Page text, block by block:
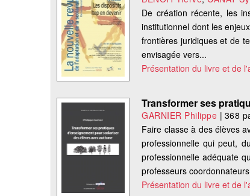
De création récente, les
institutionnel dont les
frontières juridiques et de
envisagée vers...
Présentation du livre et de
Transformer ses
GARNIER Philippe | 368
Faire classe à des élèves
professionnelle qui peut,
professionnelle adéquate
professeurs
Présentation du livre et de